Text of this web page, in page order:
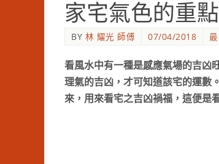
家宅氣色的重點
BY 林 耀光 師傅 07/04/2018
看風水中有一種是感應氣場的吉凶
理氣的吉凶，才可知道該宅的運數
來，用來看宅之吉凶禍福，這便是